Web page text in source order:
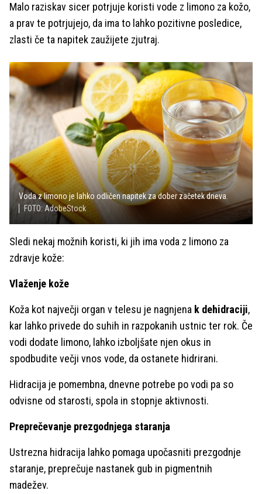
Malo raziskav sicer potrjuje koristi vode z limono za kožo,
a prav te potrjujejo, da ima to lahko pozitivne posledice,
zlasti če ta napitek zaužijete zjutraj.
Voda z limono je lahko odličen napitek za dober začetek dneva.
FOTO: AdobeStock
Sledi nekaj možnih koristi, ki jih ima voda z limono za
zdravje kože:
Vlaženje kože
Koža kot največji organ v telesu je nagnjena k dehidraciji,
kar lahko privede do suhih in razpokanih ustnic ter rok. Če
vodi dodate limono, lahko izboljšate njen okus in
spodbudite večji vnos vode, da ostanete hidrirani.
Hidracija je pomembna, dnevne potrebe po vodi pa so
odvisne od starosti, spola in stopnje aktivnosti.
Preprečevanje prezgodnjega staranja
Ustrezna hidracija lahko pomaga upočasniti prezgodnje
staranje, preprečuje nastanek gub in pigmentnih
madežev.